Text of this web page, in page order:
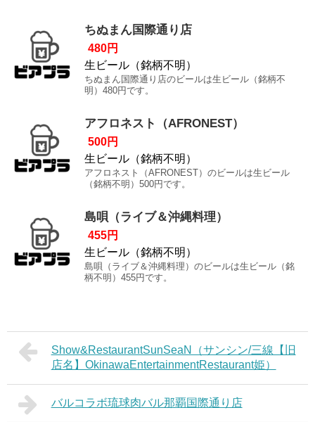
ちぬまん国際通り店
480円
生ビール（銘柄不明）
ちぬまん国際通り店のビールは生ビール（銘柄不
明）480円です。
アフロネスト（AFRONEST）
500円
生ビール（銘柄不明）
アフロネスト（AFRONEST）のビールは生ビール
（銘柄不明）500円です。
島唄（ライブ＆沖縄料理）
455円
生ビール（銘柄不明）
島唄（ライブ＆沖縄料理）のビールは生ビール（銘
柄不明）455円です。
Show&RestaurantSunSeaN（サンシン/三線【旧
店名】OkinawaEntertainmentRestaurant姫）
バルコラボ琉球肉バル那覇国際通り店